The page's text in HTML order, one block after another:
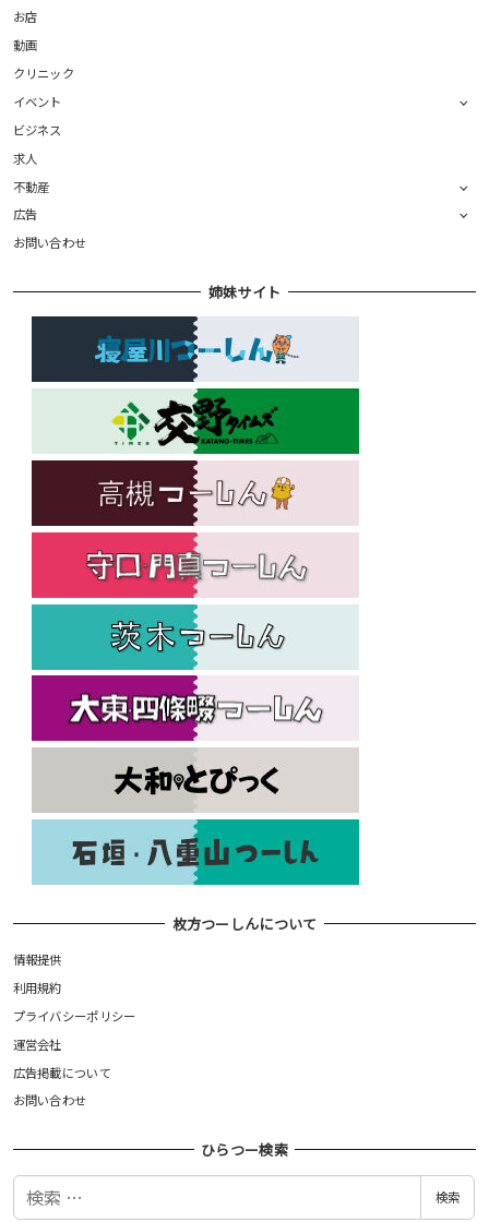
お店
動画
クリニック
イベント
ビジネス
求人
不動産
広告
お問い合わせ
姉妹サイト
枚方つーしんについて
情報提供
利用規約
プライバシーポリシー
運営会社
広告掲載について
お問い合わせ
ひらつー検索
検
検索